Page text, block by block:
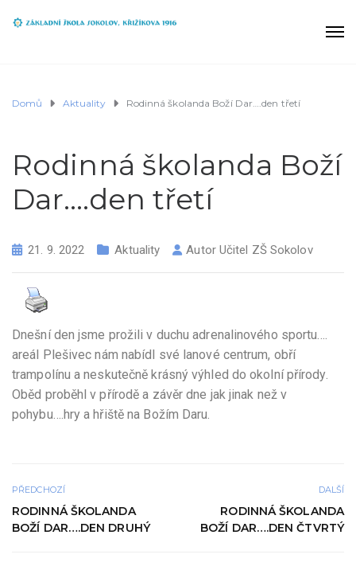
Domů Aktuality Rodinná školanda Boží Dar….den třetí
Rodinná školanda Boží
Dar….den třetí
21. 9. 2022 Aktuality Autor Učitel ZŠ Sokolov
Dnešní den jsme prožili v duchu adrenalinového sportu….
areál Plešivec nám nabídl své lanové centrum, obří
trampolínu a neskutečně krásný výhled do okolní přírody.
Oběd proběhl v přírodě a závěr dne jak jinak než v
pohybu….hry a hřiště na Božím Daru.
PŘEDCHOZÍ
RODINNÁ ŠKOLANDA
BOŽÍ DAR….DEN DRUHÝ
DALŠÍ
RODINNÁ ŠKOLANDA
BOŽÍ DAR….DEN ČTVRTÝ